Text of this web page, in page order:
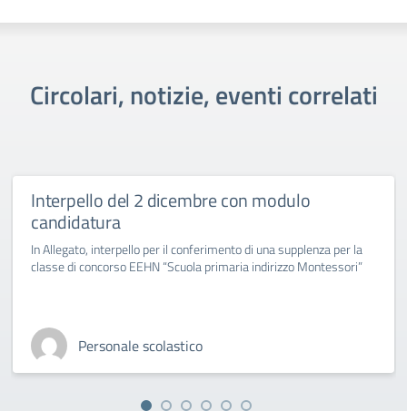
Circolari, notizie, eventi correlati
Interpello del 2 dicembre con modulo
candidatura
In Allegato, interpello per il conferimento di una supplenza per la
classe di concorso EEHN “Scuola primaria indirizzo Montessori”
Personale scolastico